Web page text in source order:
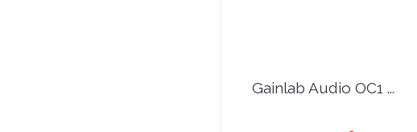
Gainlab Audio OC1 ...